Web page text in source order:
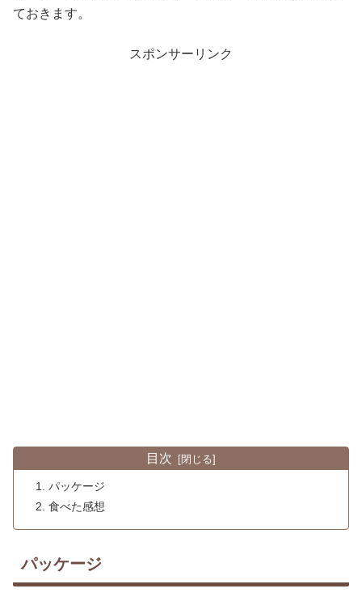
ておきます。
スポンサーリンク
目次
パッケージ
食べた感想
パッケージ